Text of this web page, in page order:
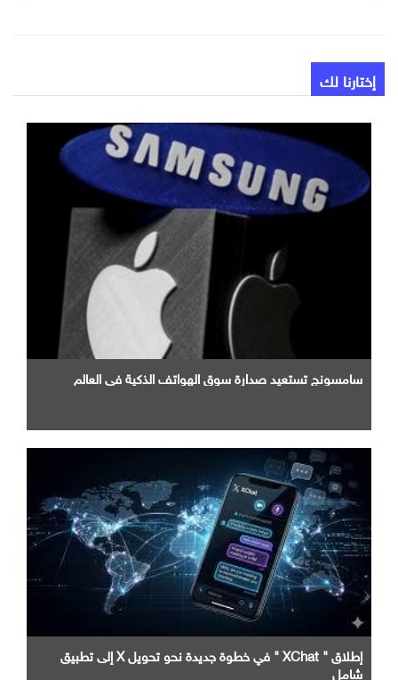
إختارنا لك
سامسونج تستعيد صدارة سوق الهواتف الذكية في العالم
إطلاق " XChat " في خطوة جديدة نحو تحويل X إلى تطبيق
شامل